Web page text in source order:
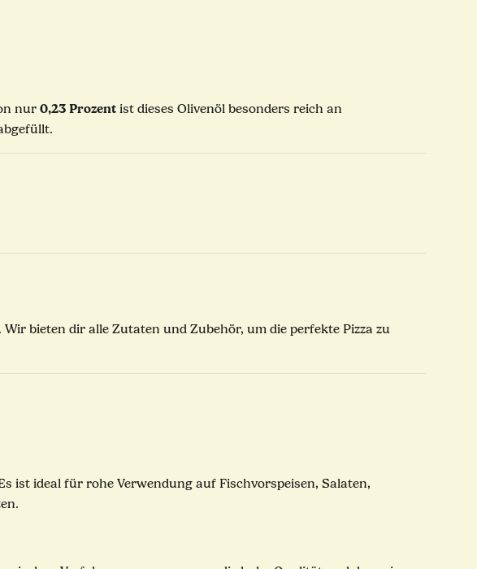
nur 0,23 Prozent ist dieses Olivenöl besonders reich an
bieten dir alle Zutaten und Zubehör, um die perfekte Pizza zu
ist ideal für rohe Verwendung auf Fischvorspeisen, Salaten,